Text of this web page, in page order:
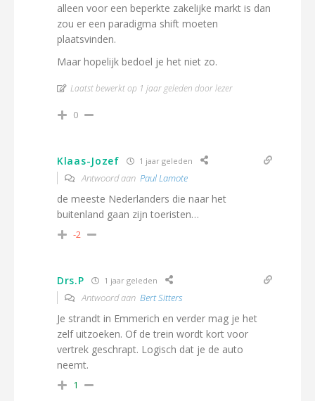
alleen voor een beperkte zakelijke markt is dan
zou er een paradigma shift moeten
plaatsvinden.
Maar hopelijk bedoel je het niet zo.
Laatst bewerkt op 1 jaar geleden door lezer
0
Klaas-Jozef 1 jaar geleden
Antwoord aan Paul Lamote
de meeste Nederlanders die naar het
buitenland gaan zijn toeristen…
-2
Drs.P 1 jaar geleden
Antwoord aan Bert Sitters
Je strandt in Emmerich en verder mag je het
zelf uitzoeken. Of de trein wordt kort voor
vertrek geschrapt. Logisch dat je de auto
neemt.
1